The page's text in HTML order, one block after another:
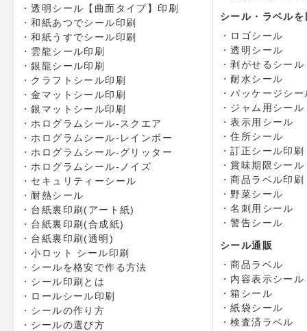
透明シール【曲面タイプ】印刷
和紙あつでシール印刷
和紙うすでシール印刷
雲龍シール印刷
銀龍シール印刷
クラフトシール印刷
金マットシール印刷
銀マットシール印刷
ホログラムシール-スクエア
ホログラムシール-レインボー
ホログラムシール-グリッター
ホログラムシール-ノイズ
セキュリティーシール
耐熱シール
台紙裏印刷(アート紙)
台紙裏印刷(合成紙)
台紙裏印刷(透明)
小ロット シール印刷
シールを格安で作る方法
シール印刷とは
ロールシール印刷
シールの作り方
シールの選び方
シール・ラベル
ロゴシール
透明シール
剥がせるシール
耐水シール
パッケージシー
ジャム用シール
表示用シール
住所シール
訂正シール印刷
賞味期限シール
商品ラベル印刷
野菜シール
名刺用シール
警告シール
シール通販
商品ラベル
内容表示シール
箱シール
紙袋シール
検査済ラベル